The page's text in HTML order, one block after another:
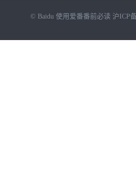
© Baidu 使用爱番番前必读 沪ICP